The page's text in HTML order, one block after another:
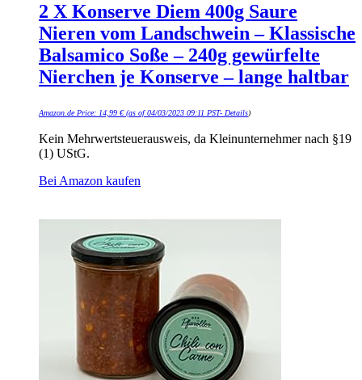
2 X Konserve Diem 400g Saure
Nieren vom Landschwein – Klassische
Balsamico Soße – 240g gewürfelte
Nierchen je Konserve – lange haltbar
Amazon.de Price: 14,99 €(as of 04/03/2023 09:11 PST- Details)
Kein Mehrwertsteuerausweis, da Kleinunternehmer nach §19
(1) UStG.
Bei Amazon kaufen